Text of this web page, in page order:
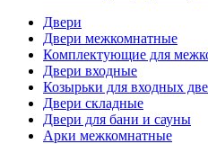
Двери
Двери межкомнатные
Комплектующие для
Двери входные
Козырьки для входных
Двери складные
Двери для бани и сауны
Арки межкомнатные